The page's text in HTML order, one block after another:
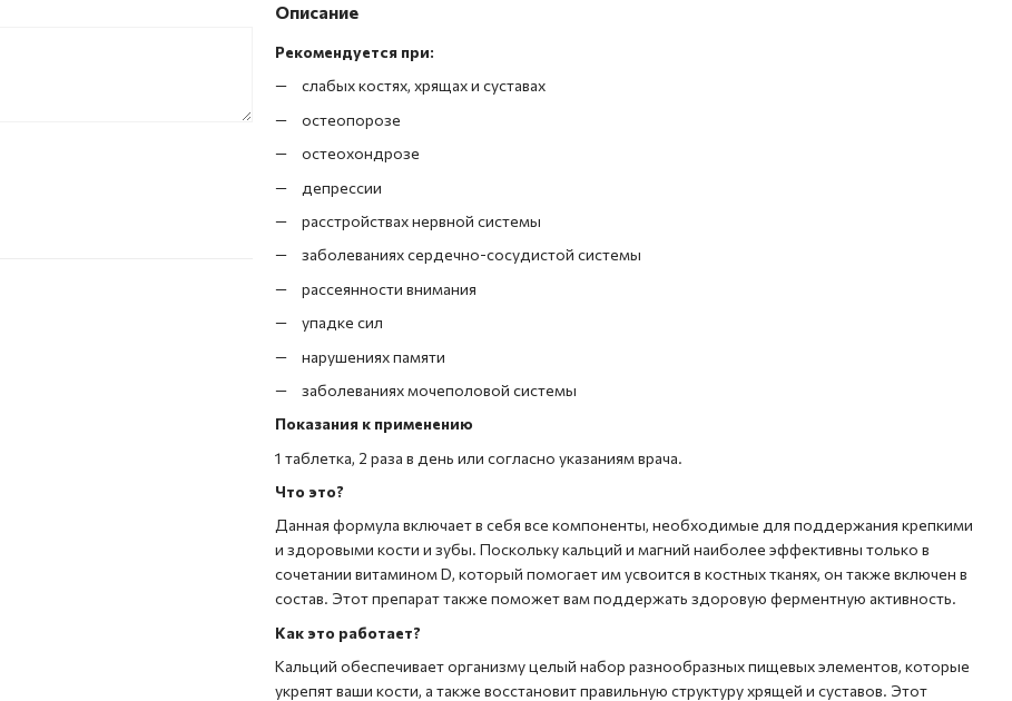
Описание
Рекомендуется при:
слабых костях, хрящах и суставах
остеопорозе
остеохондрозе
депрессии
расстройствах нервной системы
заболеваниях сердечно-сосудистой системы
рассеянности внимания
упадке сил
нарушениях памяти
заболеваниях мочеполовой системы
Показания к применению
1 таблетка, 2 раза в день или согласно указаниям врача.
Что это?
Данная формула включает в себя все компоненты, необходимые для поддержания крепкими
и здоровыми кости и зубы. Поскольку кальций и магний наиболее эффективны только в
сочетании витамином D, который помогает им усвоится в костных тканях, он также включен в
состав. Этот препарат также поможет вам поддержать здоровую ферментную активность.
Как это работает?
Кальций обеспечивает организму целый набор разнообразных пищевых элементов, которые
укрепят ваши кости, а также восстановит правильную структуру хрящей и суставов. Этот